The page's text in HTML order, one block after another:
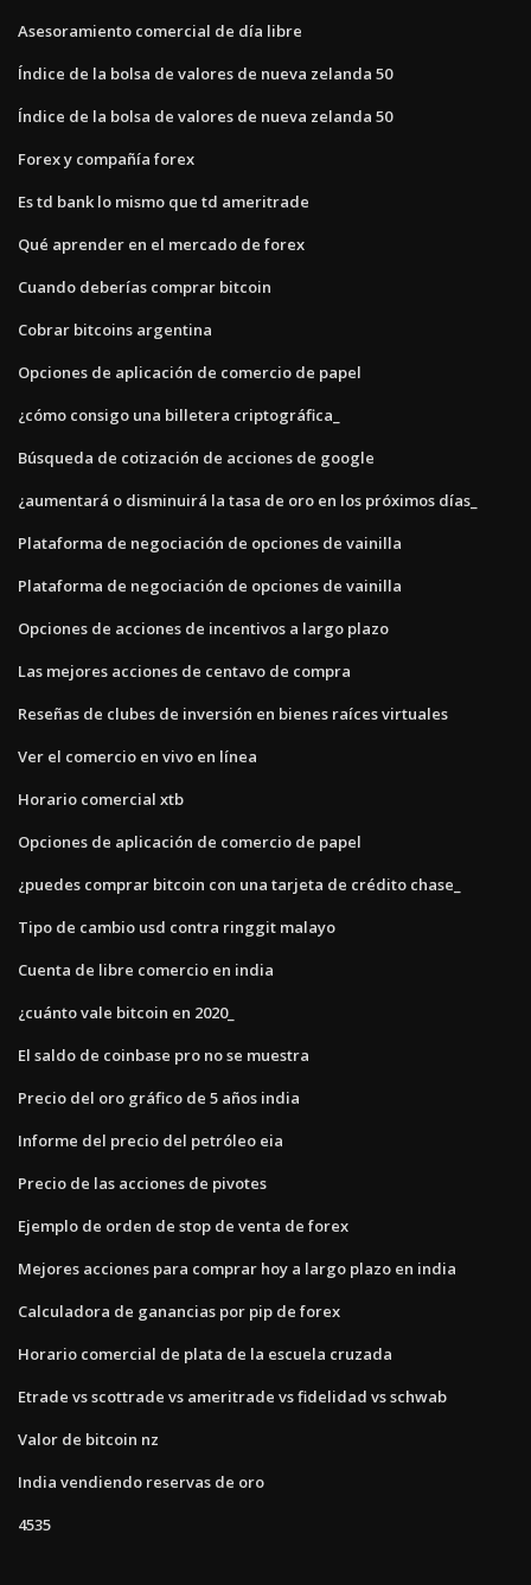
Asesoramiento comercial de día libre
Índice de la bolsa de valores de nueva zelanda 50
Índice de la bolsa de valores de nueva zelanda 50
Forex y compañía forex
Es td bank lo mismo que td ameritrade
Qué aprender en el mercado de forex
Cuando deberías comprar bitcoin
Cobrar bitcoins argentina
Opciones de aplicación de comercio de papel
¿cómo consigo una billetera criptográfica_
Búsqueda de cotización de acciones de google
¿aumentará o disminuirá la tasa de oro en los próximos días_
Plataforma de negociación de opciones de vainilla
Plataforma de negociación de opciones de vainilla
Opciones de acciones de incentivos a largo plazo
Las mejores acciones de centavo de compra
Reseñas de clubes de inversión en bienes raíces virtuales
Ver el comercio en vivo en línea
Horario comercial xtb
Opciones de aplicación de comercio de papel
¿puedes comprar bitcoin con una tarjeta de crédito chase_
Tipo de cambio usd contra ringgit malayo
Cuenta de libre comercio en india
¿cuánto vale bitcoin en 2020_
El saldo de coinbase pro no se muestra
Precio del oro gráfico de 5 años india
Informe del precio del petróleo eia
Precio de las acciones de pivotes
Ejemplo de orden de stop de venta de forex
Mejores acciones para comprar hoy a largo plazo en india
Calculadora de ganancias por pip de forex
Horario comercial de plata de la escuela cruzada
Etrade vs scottrade vs ameritrade vs fidelidad vs schwab
Valor de bitcoin nz
India vendiendo reservas de oro
4535